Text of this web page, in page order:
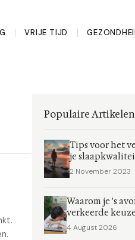
VRIJE TIJD
Populaire Artikelen
Tips voor het
je
2 November 2023
Waarom je 's
verkeerde
4 August 2026